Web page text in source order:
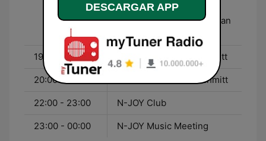
Haacke - Nina
Zimmermann und Christian
Haacke
19:00 - 20:00 N-JOY Pop - Basti Schmitt
20:00 - 22:00 N-JOY Neu - Basti Schmitt
22:00 - 23:00 N-JOY Club
23:00 - 00:00 N-JOY Music Meeting
DESCARGAR APP